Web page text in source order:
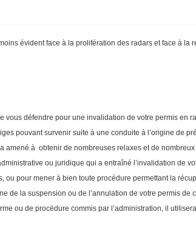
évident face à la prolifération des radars et face à la
vous défendre pour une invalidation de votre permis en
pouvant survenir suite à une conduite à l’origine de
amené à obtenir de nombreuses relaxes et de
ou juridique qui a entraîné l’invalidation de
pour mener à bien toute procédure permettant la
de la suspension ou de l’annulation de votre permis
ou de procédure commis par l’administration, il